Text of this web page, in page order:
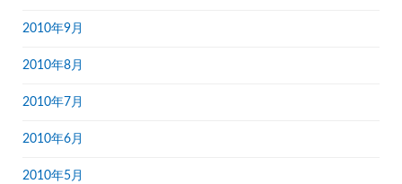
2010年9月
2010年8月
2010年7月
2010年6月
2010年5月